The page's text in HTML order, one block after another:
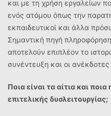
και με τη χρήση εργαλείων
ενός ατόμου όπως την
εκπαιδευτικοί και άλλα
Σημαντική πηγή
αποτελούν επιπλέον το
συνέντευξη και οι
Ποια είναι τα αίτια και
επιτελικής δυσλειτουργίας;